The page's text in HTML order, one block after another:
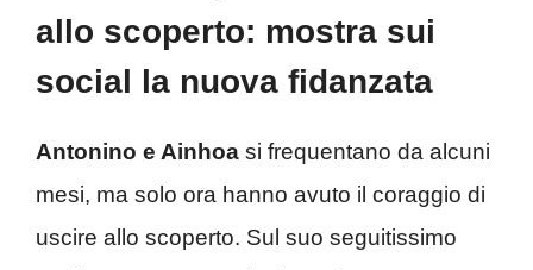
allo scoperto: mostra sui
social la nuova fidanzata
Antonino e Ainhoa si frequentano da alcuni
mesi, ma solo ora hanno avuto il coraggio di
uscire allo scoperto. Sul suo seguitissimo